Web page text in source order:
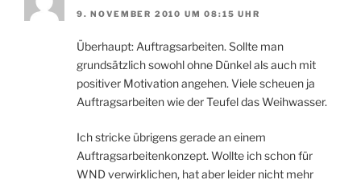
9. NOVEMBER 2010 UM 08:15 UHR
Überhaupt: Auftragsarbeiten. Sollte man
grundsätzlich sowohl ohne Dünkel als auch mit
positiver Motivation angehen. Viele scheuen ja
Auftragsarbeiten wie der Teufel das Weihwasser.
Ich stricke übrigens gerade an einem
Auftragsarbeitenkonzept. Wollte ich schon für
WND verwirklichen, hat aber leider nicht mehr